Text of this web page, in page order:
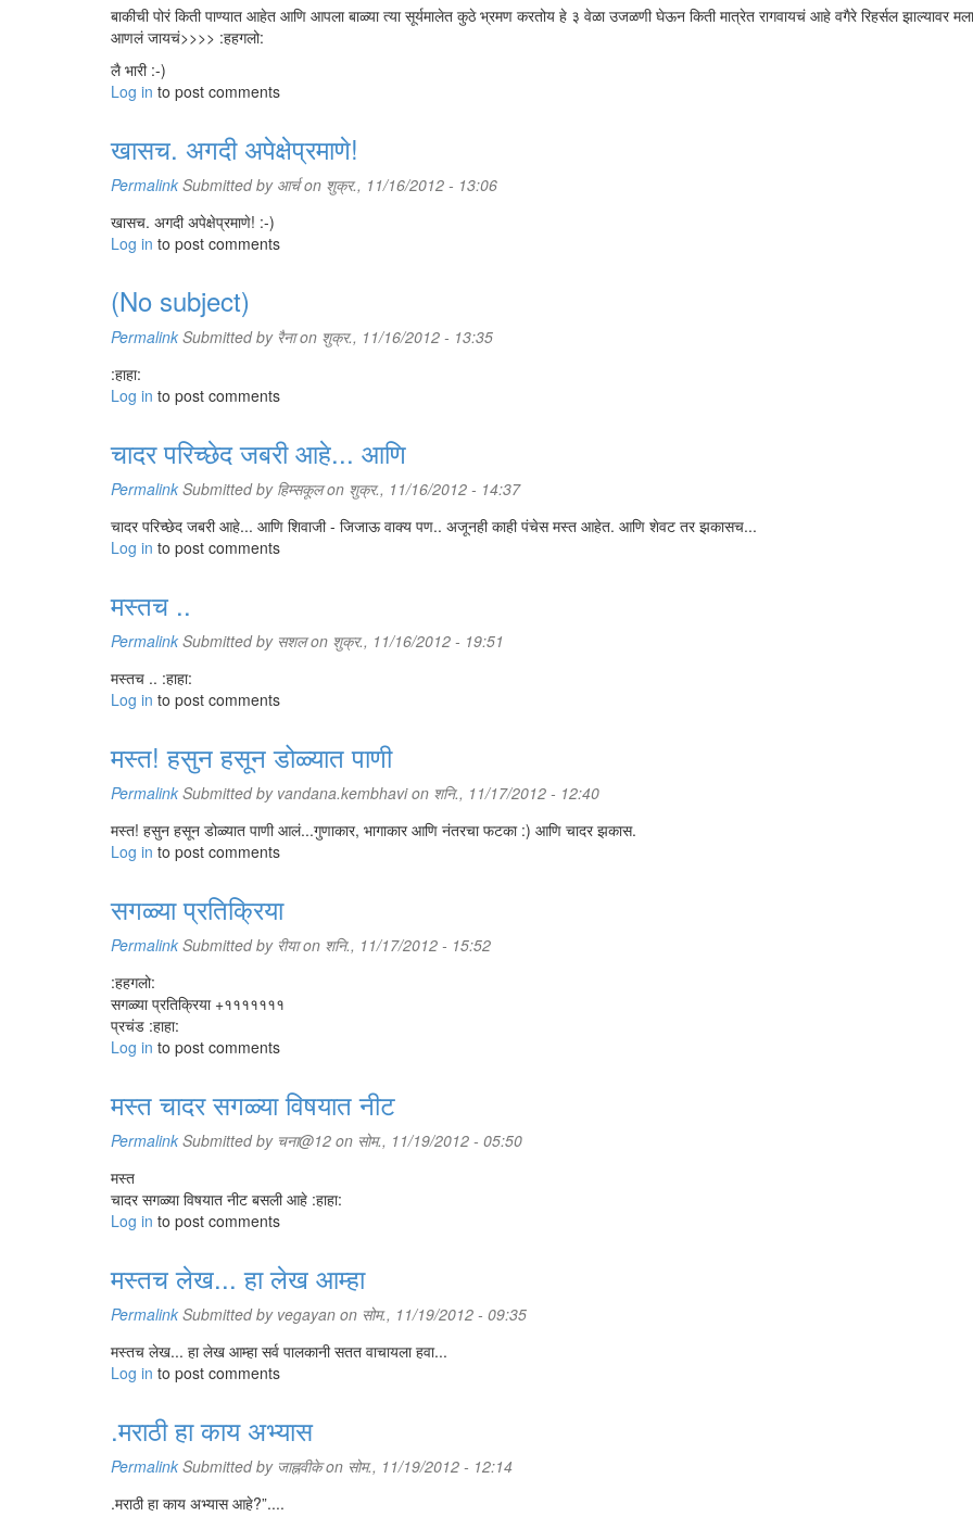
बाकीची पोरं किती पाण्यात आहेत आणि आपला बाळ्या त्या सूर्यमालेत कुठे भ्रमण करतोय हे ३ वेळा उजळणी घेऊन किती मात्रेत रागवायचं आहे वगैरे रिहर्सल झाल्यावर
आणलं जायचं>>>> :हहगलो:
लै भारी :-)
Log in to post comments
खासच. अगदी अपेक्षेप्रमाणे!
Permalink Submitted by आर्चon शुक्र., 11/16/2012 - 13:06
खासच. अगदी अपेक्षेप्रमाणे! :-)
Log in to post comments
(No subject)
Permalink Submitted by रैनाon शुक्र., 11/16/2012 - 13:35
:हाहा:
Log in to post comments
चादर परिच्छेद जबरी आहे... आणि
Permalink Submitted by हिम्सकूलon शुक्र., 11/16/2012 - 14:37
चादर परिच्छेद जबरी आहे... आणि शिवाजी - जिजाऊ वाक्य पण.. अजूनही काही पंचेस मस्त आहेत. आणि शेवट तर झकासच...
Log in to post comments
मस्तच ..
Permalink Submitted by सशलon शुक्र., 11/16/2012 - 19:51
मस्तच .. :हाहा:
Log in to post comments
मस्त! हसुन हसून डोळ्यात पाणी
Permalink Submitted by vandana.kembhavion शनि., 11/17/2012 - 12:40
मस्त! हसुन हसून डोळ्यात पाणी आलं...गुणाकार, भागाकार आणि नंतरचा फटका :) आणि चादर झकास.
Log in to post comments
सगळ्या प्रतिक्रिया
Permalink Submitted by रीयाon शनि., 11/17/2012 - 15:52
:हहगलो:
सगळ्या प्रतिक्रिया +१११११११
प्रचंड :हाहा:
Log in to post comments
मस्त चादर सगळ्या विषयात नीट
Permalink Submitted by चना@12 on सोम., 11/19/2012 - 05:50
मस्त
चादर सगळ्या विषयात नीट बसली आहे :हाहा:
Log in to post comments
मस्तच लेख... हा लेख आम्हा
Permalink Submitted by vegayan on सोम., 11/19/2012 - 09:35
मस्तच लेख... हा लेख आम्हा सर्व पालकानी सतत वाचायला हवा...
Log in to post comments
.मराठी हा काय अभ्यास
Permalink Submitted by जाह्नवीकेon सोम., 11/19/2012 - 12:14
.मराठी हा काय अभ्यास आहे?”....